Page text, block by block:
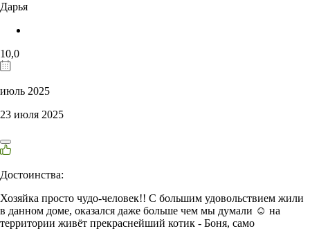
Дарья
10,0
июль 2025
23 июля 2025
Достоинства:
Хозяйка просто чудо-человек!! С большим удовольствием жили
в данном доме, оказался даже больше чем мы думали ☺️ на
территории живёт прекраснейший котик - Боня, само